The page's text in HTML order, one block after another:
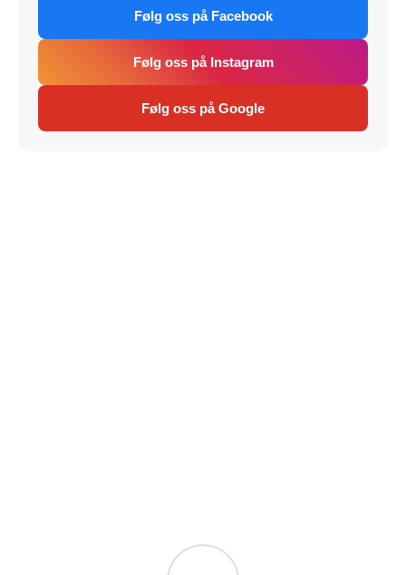
Følg oss på Facebook
Følg oss på Instagram
Følg oss på Google